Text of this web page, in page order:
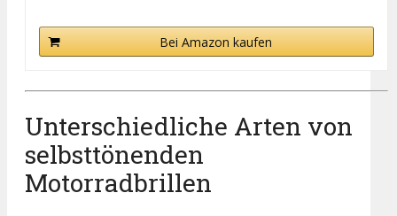
Bei Amazon kaufen
Unterschiedliche Arten von
selbsttönenden
Motorradbrillen